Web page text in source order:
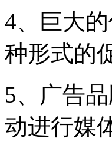
4、巨大
种形式的
5、广告
动进行媒